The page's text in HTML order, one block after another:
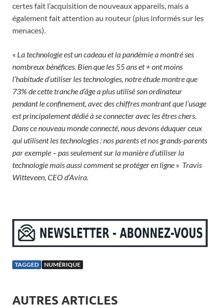
certes fait l’acquisition de nouveaux appareils, mais a
également fait attention au routeur (plus informés sur les
menaces).
« La technologie est un cadeau et la pandémie a montré ses
nombreux bénéfices. Bien que les 55 ans et + ont moins
l’habitude d’utiliser les technologies, notre étude montre que
73% de cette tranche d’âge a plus utilisé son ordinateur
pendant le confinement, avec des chiffres montrant que l’usage
est principalement dédié à se connecter avec les êtres chers.
Dans ce nouveau monde connecté, nous devons éduquer ceux
qui utilisent les technologies : nos parents et nos grands-parents
par exemple – pas seulement sur la manière d’utiliser la
technologie mais aussi comment se protéger en ligne » Travis
Witteveen, CEO d’Avira.
TAGGED NUMÉRIQUE
AUTRES ARTICLES